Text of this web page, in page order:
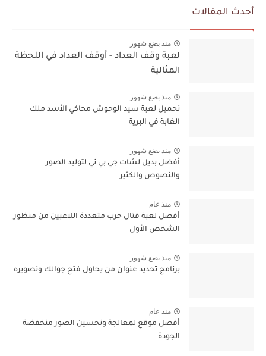
أحدث المقالات
منذ بضع شهور
لعبة وقف العداد - أوقف العداد في اللحظة
المثالية
منذ بضع شهور
تحميل لعبة سيد الوحوش محاكي الأسد ملك
الغابة في البرية
منذ بضع شهور
أفضل بديل لشات جي بي تي لتوليد الصور
والنصوص والكثير
منذ عام
أفضل لعبة قتال حرب متعددة اللاعبين من منظور
الشخص الأول
منذ بضع شهور
برنامج تحديد عنوان من يحاول فتح جوالك وتصويره
منذ عام
أفضل موقع لمعالجة وتحسين الصور منخفضة
الجودة